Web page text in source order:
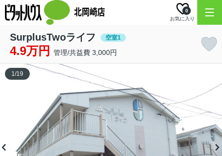
お気に入り
0
SurplusTwoライフ 空室1
4.9万円 管理/共益費 3,000円
1/19